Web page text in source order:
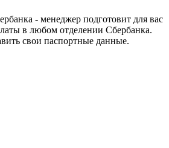
- менеджер подготовит для вас
в любом отделении Сбербанка.
свои паспортные данные.